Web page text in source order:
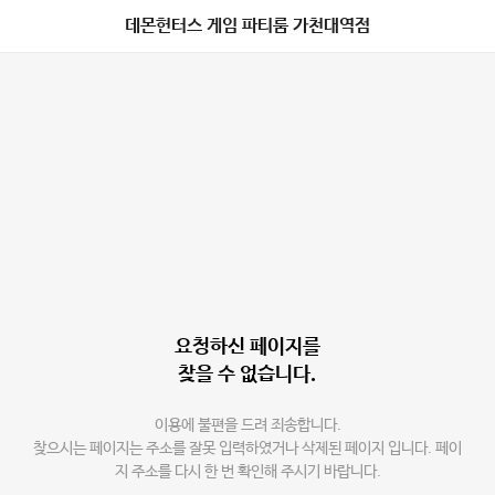
데몬헌터스 게임 파티룸 가천대역점
요청하신 페이지를
찾을 수 없습니다.
이용에 불편을 드려 죄송합니다.
찾으시는 페이지는 주소를 잘못 입력하였거나 삭제된 페이지 입니다. 페이
지 주소를 다시 한 번 확인해 주시기 바랍니다.